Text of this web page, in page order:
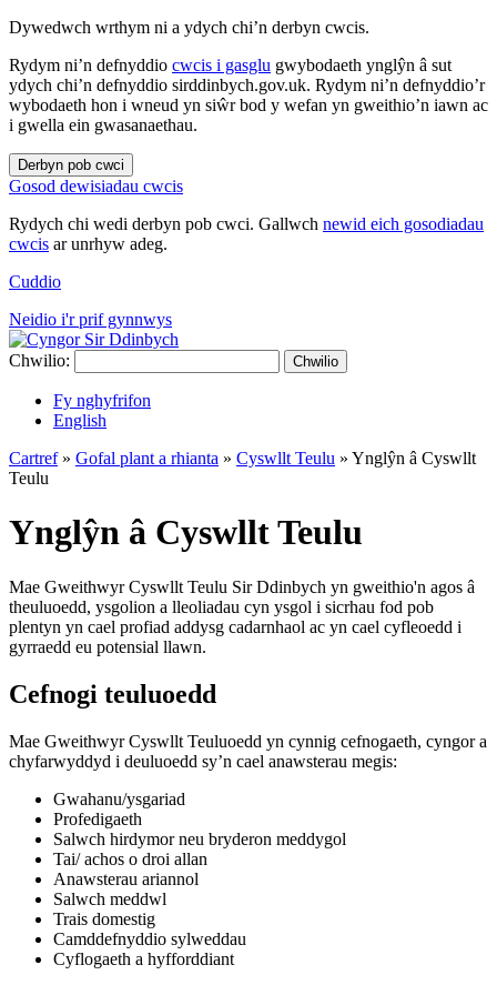
Dywedwch wrthym ni a ydych chi’n derbyn cwcis.
Rydym ni’n defnyddio cwcis i gasglu gwybodaeth ynglŷn â sut
ydych chi’n defnyddio sirddinbych.gov.uk. Rydym ni’n defnyddio’r
wybodaeth hon i wneud yn siŵr bod y wefan yn gweithio’n iawn ac
i gwella ein gwasanaethau.
Derbyn pob cwci
Gosod dewisiadau cwcis
Rydych chi wedi derbyn pob cwci. Gallwch newid eich gosodiadau
cwcis ar unrhyw adeg.
Cuddio
Neidio i'r prif gynnwys
Chwilio: Chwilio
Fy nghyfrifon
English
Cartref» Gofal plant a rhianta » Cyswllt Teulu » Ynglŷn â Cyswllt
Teulu
Ynglŷn â Cyswllt Teulu
Mae Gweithwyr Cyswllt Teulu Sir Ddinbych yn gweithio'n agos â
theuluoedd, ysgolion a lleoliadau cyn ysgol i sicrhau fod pob
plentyn yn cael profiad addysg cadarnhaol ac yn cael cyfleoedd i
gyrraedd eu potensial llawn.
Cefnogi teuluoedd
Mae Gweithwyr Cyswllt Teuluoedd yn cynnig cefnogaeth, cyngor a
chyfarwyddyd i deuluoedd sy’n cael anawsterau megis:
Gwahanu/ysgariad
Profedigaeth
Salwch hirdymor neu bryderon meddygol
Tai/ achos o droi allan
Anawsterau ariannol
Salwch meddwl
Trais domestig
Camddefnyddio sylweddau
Cyflogaeth a hyfforddiant